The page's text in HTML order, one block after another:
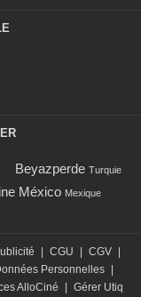
Beyazperde Turquie
México Mexique
| CGU | CGV |
Personnelles |
AlloCiné | Gérer Utiq